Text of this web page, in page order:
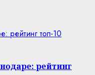
рейтинг топ-10
рейтинг